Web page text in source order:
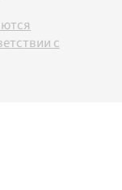
с